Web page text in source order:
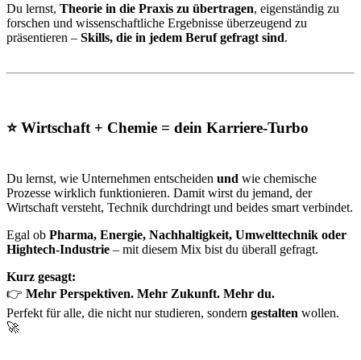
Du lernst, Theorie in die Praxis zu übertragen, eigenständig zu
forschen und wissenschaftliche Ergebnisse überzeugend zu
präsentieren – Skills, die in jedem Beruf gefragt sind.
⭐Wirtschaft + Chemie = dein Karriere-Turbo
Du lernst, wie Unternehmen entscheiden und wie chemische
Prozesse wirklich funktionieren. Damit wirst du jemand, der
Wirtschaft versteht, Technik durchdringt und beides smart verbindet.
Egal ob Pharma, Energie, Nachhaltigkeit, Umwelttechnik oder
Hightech-Industrie – mit diesem Mix bist du überall gefragt.
Kurz gesagt:
👉 Mehr Perspektiven. Mehr Zukunft. Mehr du.
Perfekt für alle, die nicht nur studieren, sondern gestalten wollen.
🚀